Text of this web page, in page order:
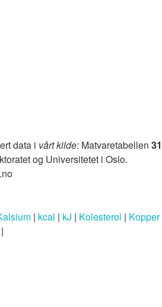
data i vårt kilde: Matvaretabellen
og Universitetet i Oslo.
| kcal | kJ | Kolesterol | Kopper
|